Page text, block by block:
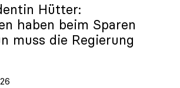
Hütter:
haben beim Sparen
muss die Regierung